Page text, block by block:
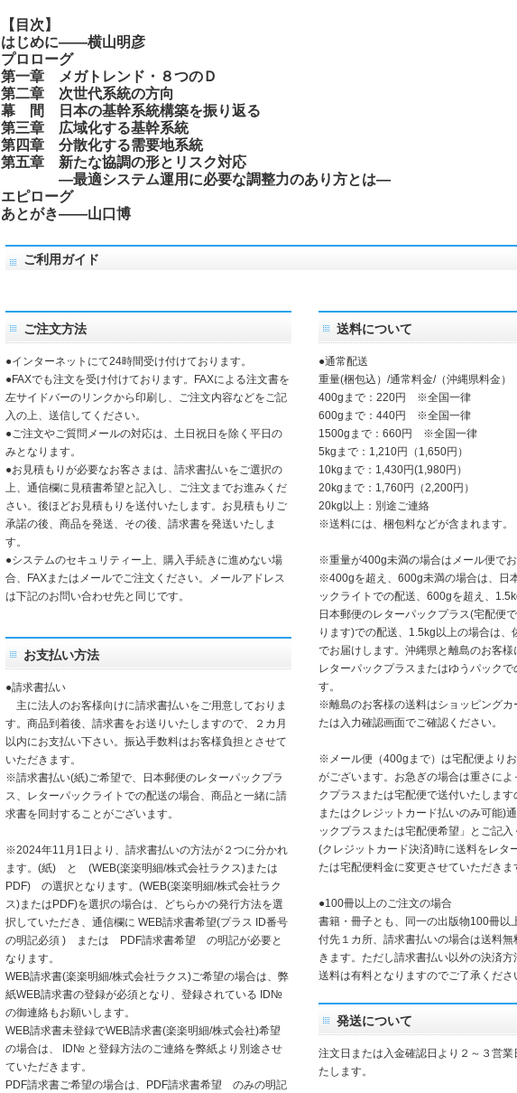
【目次】
はじめに――横山明彦
プロローグ
第一章 メガトレンド・８つのＤ
第二章 次世代系統の方向
幕 間 日本の基幹系統構築を振り返る
第三章 広域化する基幹系統
第四章 分散化する需要地系統
第五章 新たな協調の形とリスク対応
―最適システム運用に必要な調整力のあり方とは―
エピローグ
あとがき――山口博
ご利用ガイド
ご注文方法
●インターネットにて24時間受け付けております。
●FAXでも注文を受け付けております。FAXによる注文書を
左サイドバーのリンクから印刷し、ご注文内容などをご記
入の上、送信してください。
●ご注文やご質問メールの対応は、土日祝日を除く平日の
みとなります。
●お見積もりが必要なお客さまは、請求書払いをご選択の
上、通信欄に見積書希望と記入し、ご注文までお進みくだ
さい。後ほどお見積もりを送付いたします。お見積もりご
承諾の後、商品を発送、その後、請求書を発送いたしま
す。
●システムのセキュリティー上、購入手続きに進めない場
合、FAXまたはメールでご注文ください。メールアドレス
は下記のお問い合わせ先と同じです。
お支払い方法
●請求書払い
主に法人のお客様向けに請求書払いをご用意しておりま
す。商品到着後、請求書をお送りいたしますので、２カ月
以内にお支払い下さい。振込手数料はお客様負担とさせて
いただきます。
※請求書払い(紙)ご希望で、日本郵便のレターパックプラ
ス、レターパックライトでの配送の場合、商品と一緒に請
求書を同封することがございます。
※2024年11月1日より、請求書払いの方法が２つに分かれ
ます。(紙) と (WEB(楽楽明細/株式会社ラクス)または
PDF) の選択となります。(WEB(楽楽明細/株式会社ラク
ス)またはPDF)を選択の場合は、どちらかの発行方法を選
択していただき、通信欄に WEB請求書希望(プラス ID番号
の明記必須 ) または PDF請求書希望 の明記が必要と
なります。
WEB請求書(楽楽明細/株式会社ラクス)ご希望の場合は、弊
紙WEB請求書の登録が必須となり、登録されている ID№
の御連絡もお願いします。
WEB請求書未登録でWEB請求書(楽楽明細/株式会社)希望
の場合は、 ID№ と登録方法のご連絡を弊紙より別途させ
ていただきます。
PDF請求書ご希望の場合は、PDF請求書希望 のみの明記
送料について
●通常配送
重量(梱包込）/通常料金/（沖縄県料金）
400gまで：220円 ※全国一律
600gまで：440円 ※全国一律
1500gまで：660円 ※全国一律
5kgまで：1,210円（1,650円）
10kgまで：1,430円(1,980円）
20kgまで：1,760円（2,200円）
20kg以上：別途ご連絡
※送料には、梱包料などが含まれます。
※重量が400g未満の場合はメール便でお
※400gを超え、600g未満の場合は、日
ックライトでの配送、600gを超え、
日本郵便のレターパックプラス(宅配便
ります)での配送、1.5kg以上の場合は、
でお届けします。沖縄県と離島のお客
レターパックプラスまたはゆうパックで
す。
※離島のお客様の送料はショッピングカ
たは入力確認画面でご確認ください。
※メール便（400gまで）は宅配便より
がございます。お急ぎの場合は重さによ
クプラスまたは宅配便で送付いたしま
またはクレジットカード払いのみ可能)
ックプラスまたは宅配便希望」とご記
(クレジットカード決済)時に送料をレタ
たは宅配便料金に変更させていただきま
●100冊以上のご注文の場合
書籍・冊子とも、同一の出版物100冊以
付先１カ所、請求書払いの場合は送料
きます。ただし請求書払い以外の決済方
送料は有料となりますのでご了承くださ
発送について
注文日または入金確認日より２～３営業
たします。